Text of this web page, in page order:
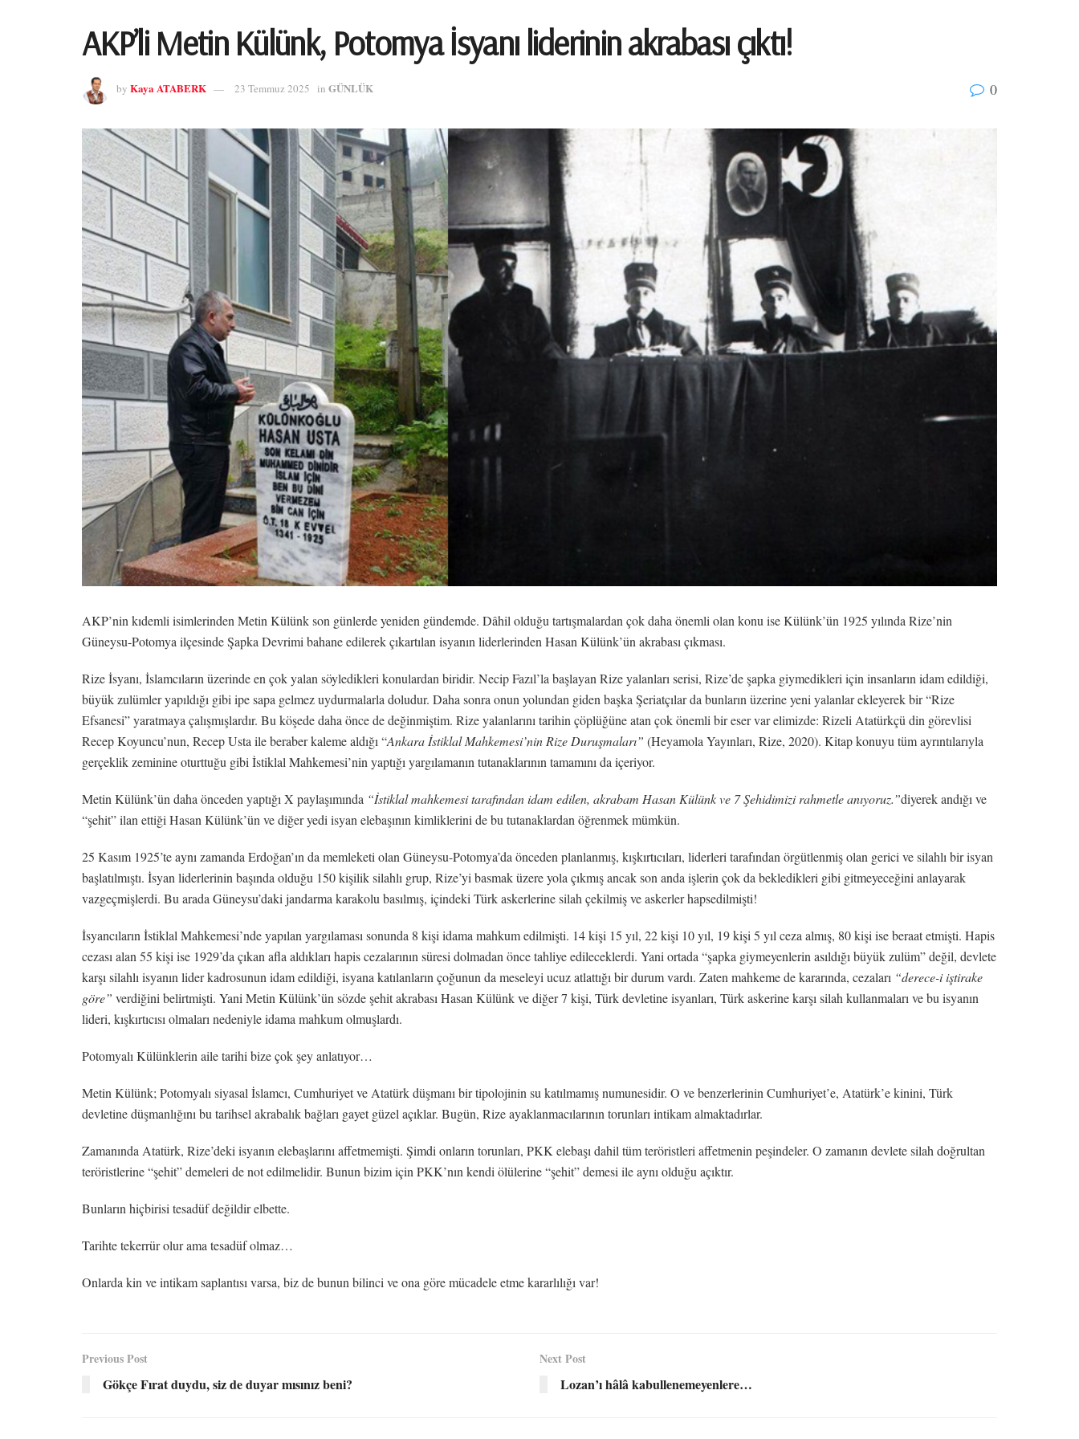
AKP’li Metin Külünk, Potomya İsyanı liderinin akrabası çıktı!
by Kaya ATABERK 23 Temmuz 2025 in GÜNLÜK 0
AKP’nin kıdemli isimlerinden Metin Külünk son günlerde yeniden gündemde. Dâhil olduğu tartışmalardan çok daha önemli olan konu ise Külünk’ün 1925 yılında Rize’nin
Güneysu-Potomya ilçesinde Şapka Devrimi bahane edilerek çıkartılan isyanın liderlerinden Hasan Külünk’ün akrabası çıkması.
Rize İsyanı, İslamcıların üzerinde en çok yalan söyledikleri konulardan biridir. Necip Fazıl’la başlayan Rize yalanları serisi, Rize’de şapka giymedikleri için insanların idam edildiği,
büyük zulümler yapıldığı gibi ipe sapa gelmez uydurmalarla doludur. Daha sonra onun yolundan giden başka Şeriatçılar da bunların üzerine yeni yalanlar ekleyerek bir “Rize
Efsanesi” yaratmaya çalışmışlardır. Bu köşede daha önce de değinmiştim. Rize yalanlarını tarihin çöplüğüne atan çok önemli bir eser var elimizde: Rizeli Atatürkçü din görevlisi
Recep Koyuncu’nun, Recep Usta ile beraber kaleme aldığı “Ankara İstiklal Mahkemesi’nin Rize Duruşmaları” (Heyamola Yayınları, Rize, 2020). Kitap konuyu tüm ayrıntılarıyla
gerçeklik zeminine oturttuğu gibi İstiklal Mahkemesi’nin yaptığı yargılamanın tutanaklarının tamamını da içeriyor.
Metin Külünk’ün daha önceden yaptığı X paylaşımında “İstiklal mahkemesi tarafından idam edilen, akrabam Hasan Külünk ve 7 Şehidimizi rahmetle anıyoruz.”diyerek andığı ve
“şehit” ilan ettiği Hasan Külünk’ün ve diğer yedi isyan elebaşının kimliklerini de bu tutanaklardan öğrenmek mümkün.
25 Kasım 1925’te aynı zamanda Erdoğan’ın da memleketi olan Güneysu-Potomya’da önceden planlanmış, kışkırtıcıları, liderleri tarafından örgütlenmiş olan gerici ve silahlı bir isyan
başlatılmıştı. İsyan liderlerinin başında olduğu 150 kişilik silahlı grup, Rize’yi basmak üzere yola çıkmış ancak son anda işlerin çok da bekledikleri gibi gitmeyeceğini anlayarak
vazgeçmişlerdi. Bu arada Güneysu’daki jandarma karakolu basılmış, içindeki Türk askerlerine silah çekilmiş ve askerler hapsedilmişti!
İsyancıların İstiklal Mahkemesi’nde yapılan yargılaması sonunda 8 kişi idama mahkum edilmişti. 14 kişi 15 yıl, 22 kişi 10 yıl, 19 kişi 5 yıl ceza almış, 80 kişi ise beraat etmişti. Hapis
cezası alan 55 kişi ise 1929’da çıkan afla aldıkları hapis cezalarının süresi dolmadan önce tahliye edileceklerdi. Yani ortada “şapka giymeyenlerin asıldığı büyük zulüm” değil, devlete
karşı silahlı isyanın lider kadrosunun idam edildiği, isyana katılanların çoğunun da meseleyi ucuz atlattığı bir durum vardı. Zaten mahkeme de kararında, cezaları “derece-i iştirake
göre” verdiğini belirtmişti. Yani Metin Külünk’ün sözde şehit akrabası Hasan Külünk ve diğer 7 kişi, Türk devletine isyanları, Türk askerine karşı silah kullanmaları ve bu isyanın
lideri, kışkırtıcısı olmaları nedeniyle idama mahkum olmuşlardı.
Potomyalı Külünklerin aile tarihi bize çok şey anlatıyor…
Metin Külünk; Potomyalı siyasal İslamcı, Cumhuriyet ve Atatürk düşmanı bir tipolojinin su katılmamış numunesidir. O ve benzerlerinin Cumhuriyet’e, Atatürk’e kinini, Türk
devletine düşmanlığını bu tarihsel akrabalık bağları gayet güzel açıklar. Bugün, Rize ayaklanmacılarının torunları intikam almaktadırlar.
Zamanında Atatürk, Rize’deki isyanın elebaşlarını affetmemişti. Şimdi onların torunları, PKK elebaşı dahil tüm teröristleri affetmenin peşindeler. O zamanın devlete silah doğrultan
teröristlerine “şehit” demeleri de not edilmelidir. Bunun bizim için PKK’nın kendi ölülerine “şehit” demesi ile aynı olduğu açıktır.
Bunların hiçbirisi tesadüf değildir elbette.
Tarihte tekerrür olur ama tesadüf olmaz…
Onlarda kin ve intikam saplantısı varsa, biz de bunun bilinci ve ona göre mücadele etme kararlılığı var!
Previous Post
Gökçe Fırat duydu, siz de duyar mısınız beni?
Next Post
Lozan’ı hâlâ kabullenemeyenlere…